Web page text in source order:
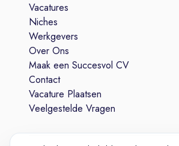
Vacatures
Niches
Werkgevers
Over Ons
Maak een Succesvol CV
Contact
Vacature Plaatsen
Veelgestelde Vragen